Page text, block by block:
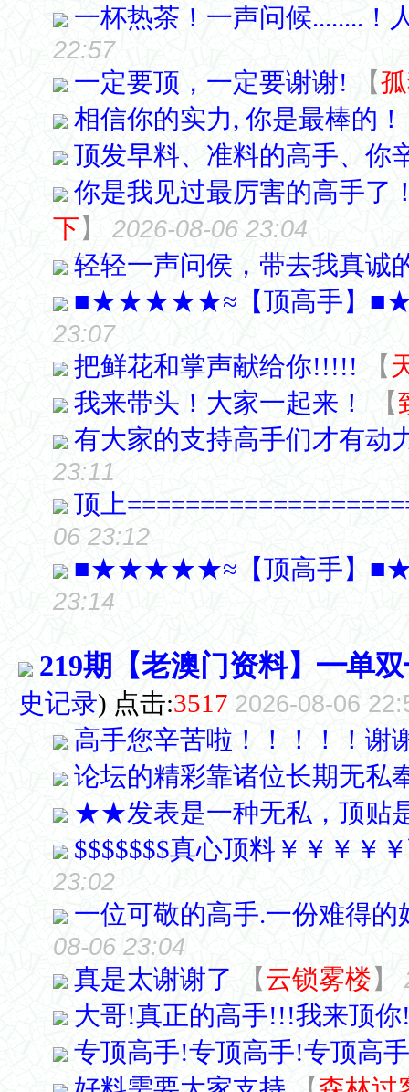
一杯热茶！一声问候........！
22:57
一定要顶，一定要谢谢! 【
相信你的实力, 你是最棒的
顶发早料、准料的高手、你
你是我见过最厉害的高手了
下】 2026-08-06 23:04
轻轻一声问侯，带去我真诚
■★★★★★≈【顶高手】
23:07
把鲜花和掌声献给你!!!!! 【
我来带头！大家一起来！
【
有大家的支持高手们才有动
23:11
顶上
06 23:12
■★★★★★≈【顶高手】
23:14
219期【老澳门资料】━单
史记录) 点击:3517 2026-08-06
高手您辛苦啦！！！！！谢
论坛的精彩靠诸位长期无私
★★发表是一种无私，顶贴
$$$$$$$真心顶料￥￥￥￥
23:02
一位可敬的高手.一份难得
08-06 23:04
真是太谢谢了 【云锁雾楼】
大哥!真正的高手!!!我来顶你
专顶高手!专顶高手!专顶高